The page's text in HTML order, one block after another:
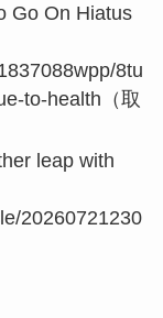
Go On Hiatus
8tu
to-health（取
leap with
20260721230